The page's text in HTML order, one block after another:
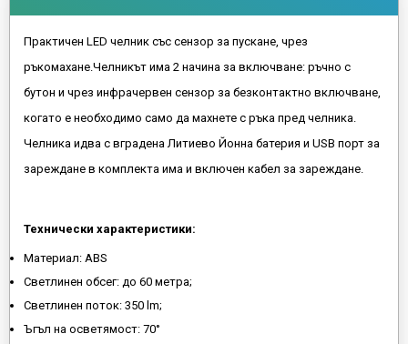
Практичен LED челник със сензор за пускане, чрез
ръкомахане.Челникът има 2 начина за включване: ръчно с
бутон и чрез инфрачервен сензор за безконтактно включване,
когато е необходимо само да махнете с ръка пред челника.
Челника идва с вградена Литиево Йонна батерия и USB порт за
зареждане в комплекта има и включен кабел за зареждане.
Технически характеристики:
Материал: ABS
Светлинен обсег: до 60 метра;
Светлинен поток: 350 lm;
Ъгъл на осветямост: 70°